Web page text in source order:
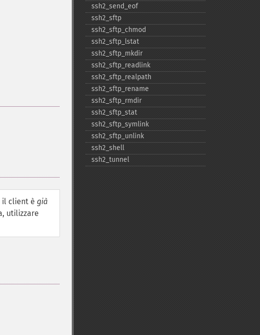
il client è già
utilizzare
ssh2_​send_​eof
ssh2_​sftp
ssh2_​sftp_​chmod
ssh2_​sftp_​lstat
ssh2_​sftp_​mkdir
ssh2_​sftp_​readlink
ssh2_​sftp_​realpath
ssh2_​sftp_​rename
ssh2_​sftp_​rmdir
ssh2_​sftp_​stat
ssh2_​sftp_​symlink
ssh2_​sftp_​unlink
ssh2_​shell
ssh2_​tunnel